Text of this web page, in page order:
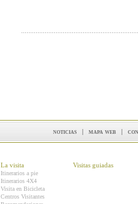
noticias | mapa web |
La visita
Itinerarios a pie
Itinerarios 4X4
Visita en Bicicleta
Centros Visitantes
Visitas guiadas